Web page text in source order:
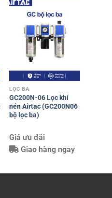
LỌC BA
GC200N-06 Lọc khí
nén Airtac (GC200N06
bộ lọc ba)
Giá ưu đãi
Giao hàng ngay